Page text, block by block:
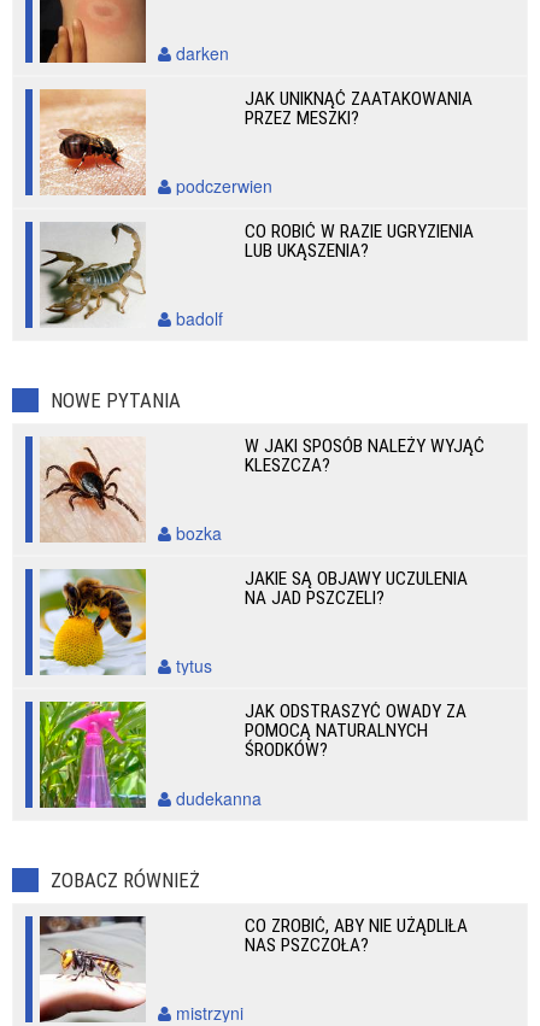
darken
JAK UNIKNĄĆ ZAATAKOWANIA
PRZEZ MESZKI?
podczerwien
CO ROBIĆ W RAZIE UGRYZIENIA
LUB UKĄSZENIA?
badolf
NOWE PYTANIA
W JAKI SPOSÓB NALEŻY WYJĄĆ
KLESZCZA?
bozka
JAKIE SĄ OBJAWY UCZULENIA
NA JAD PSZCZELI?
tytus
JAK ODSTRASZYĆ OWADY ZA
POMOCĄ NATURALNYCH
ŚRODKÓW?
dudekanna
ZOBACZ RÓWNIEŻ
CO ZROBIĆ, ABY NIE UŻĄDLIŁA
NAS PSZCZOŁA?
mistrzyni